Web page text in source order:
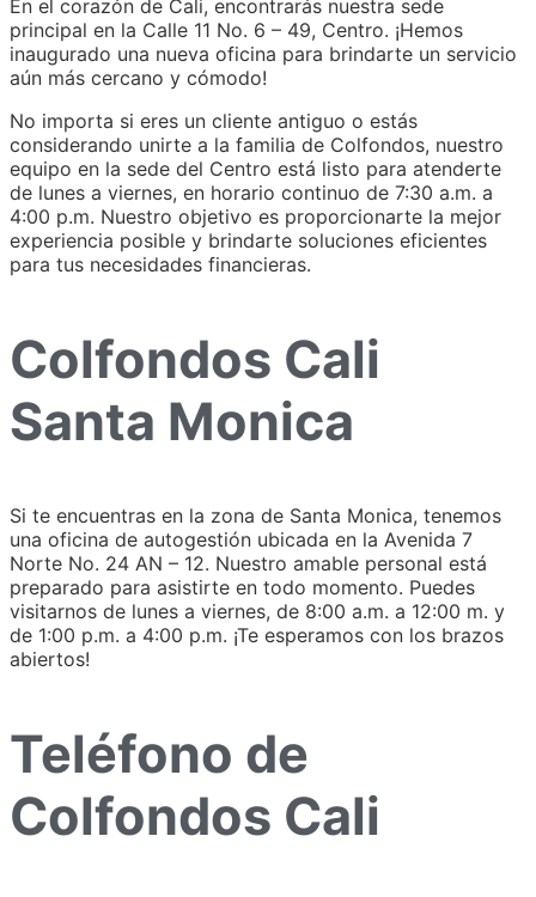
En el corazón de Cali, encontrarás nuestra sede
principal en la Calle 11 No. 6 – 49, Centro. ¡Hemos
inaugurado una nueva oficina para brindarte un servicio
aún más cercano y cómodo!
No importa si eres un cliente antiguo o estás
considerando unirte a la familia de Colfondos, nuestro
equipo en la sede del Centro está listo para atenderte
de lunes a viernes, en horario continuo de 7:30 a.m. a
4:00 p.m. Nuestro objetivo es proporcionarte la mejor
experiencia posible y brindarte soluciones eficientes
para tus necesidades financieras.
Colfondos Cali
Santa Monica
Si te encuentras en la zona de Santa Monica, tenemos
una oficina de autogestión ubicada en la Avenida 7
Norte No. 24 AN – 12. Nuestro amable personal está
preparado para asistirte en todo momento. Puedes
visitarnos de lunes a viernes, de 8:00 a.m. a 12:00 m. y
de 1:00 p.m. a 4:00 p.m. ¡Te esperamos con los brazos
abiertos!
Teléfono de
Colfondos Cali